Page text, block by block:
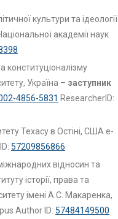
культури та ідеології
академії наук
конституціоналізму
Україна – заступник
4856-5831 ResearcherID:
Техасу в Остіні, США e-
57209856866
відносин та
історії, права та
імені А.С. Макаренка,
Author ID: 57484149500